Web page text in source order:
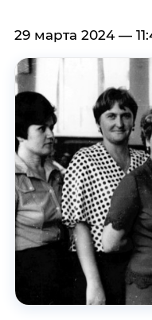
29 марта 2024 —